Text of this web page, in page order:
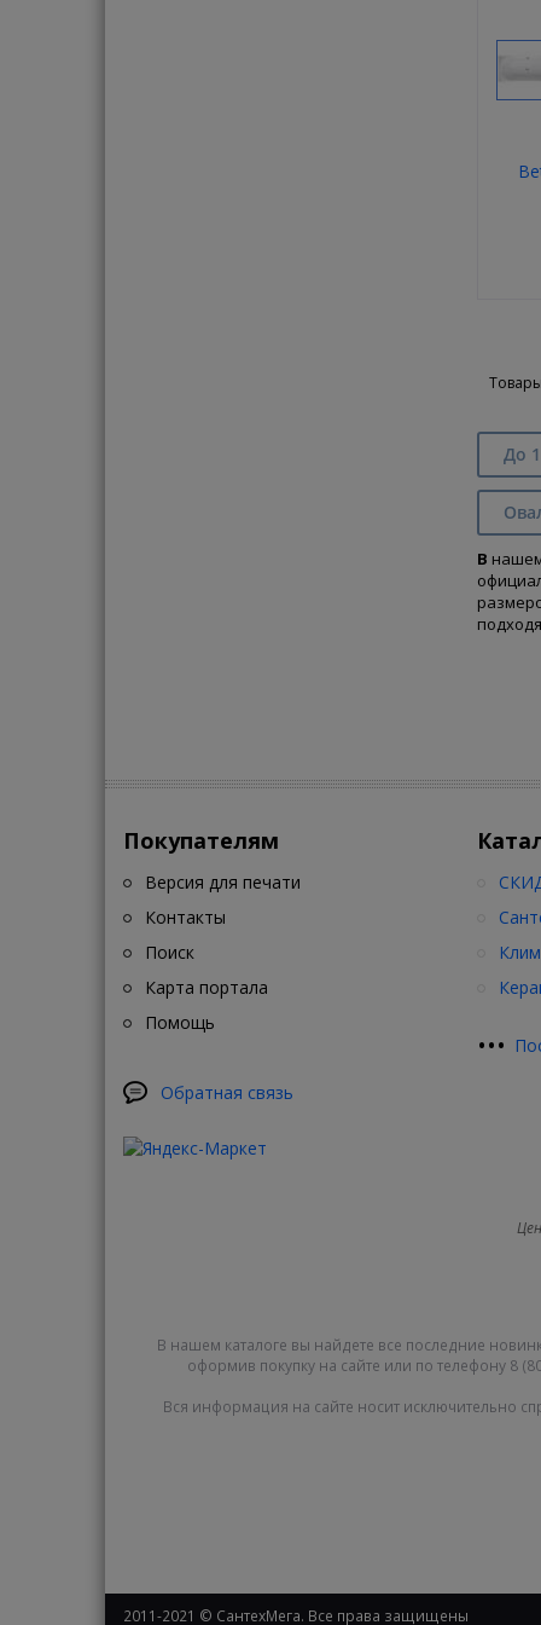
До
В
Покупателям
Версия для печати
Контакты
Поиск
Карта портала
Помощь
Обратная связь
•••
В нашем каталоге вы найдете все последние
оформив покупку на сайте или по телефону 8
Вся информация на сайте носит исключительно
2011-2021 © СантехМега. Все права защищены